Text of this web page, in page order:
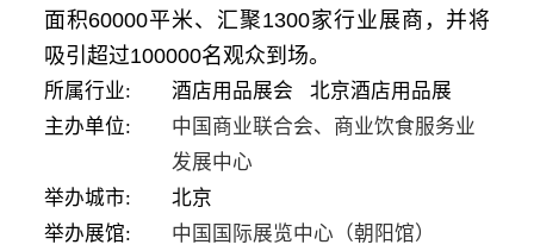
面积60000平米、汇聚1300家行业展商，并将
吸引超过100000名观众到场。
所属行业: 酒店用品展会
北京酒店用品展
主办单位:
中国商业联合会、商业饮食服务业
发展中心
举办城市:
北京
举办展馆:
中国国际展览中心（朝阳馆）